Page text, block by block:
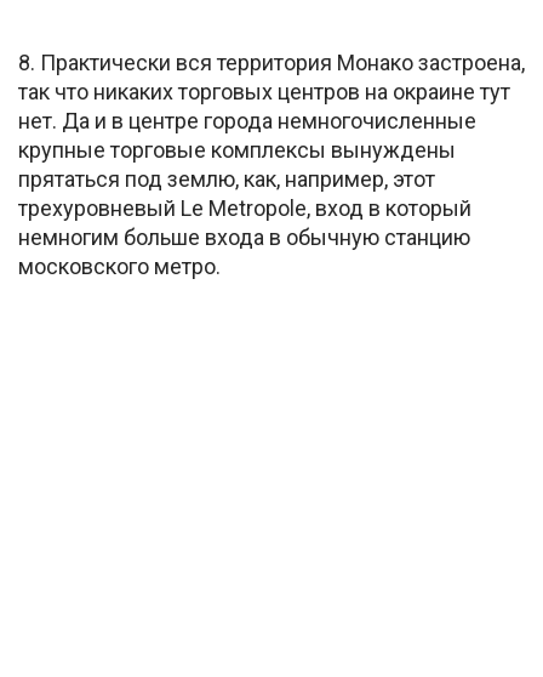
8. Практически вся территория Монако застроена,
так что никаких торговых центров на окраине тут
нет. Да и в центре города немногочисленные
крупные торговые комплексы вынуждены
прятаться под землю, как, например, этот
трехуровневый Le Metropole, вход в который
немногим больше входа в обычную станцию
московского метро.